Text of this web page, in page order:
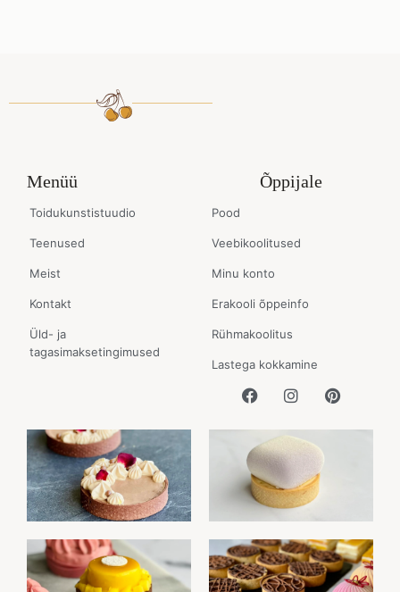
Menüü
Toidukunstistuudio
Teenused
Meist
Kontakt
Üld- ja
tagasimaksetingimused
Õppijale
Pood
Veebikoolitused
Minu konto
Erakooli õppeinfo
Rühmakoolitus
Lastega kokkamine